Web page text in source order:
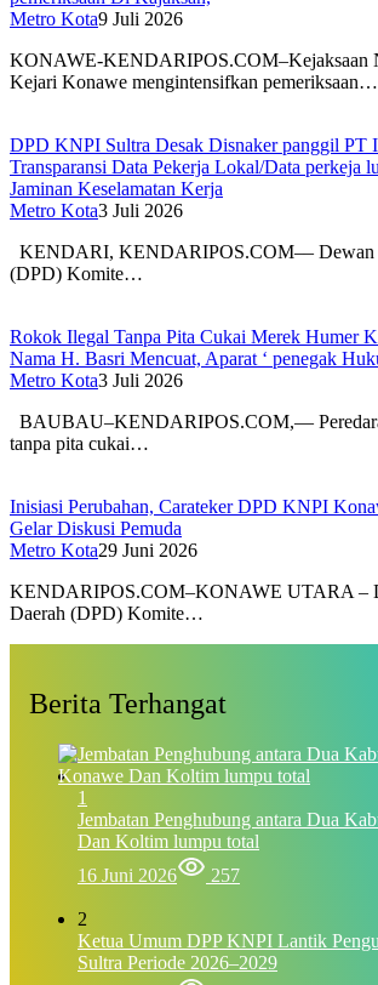
Metro Kota9 Juli 2026
KONAWE-KENDARIPOS.COM–Kejaksaan
Kejari Konawe mengintensifkan pemeriksaan…
DPD KNPI Sultra Desak Disnaker panggil PT
Transparansi Data Pekerja Lokal/Data perkeja
Jaminan Keselamatan Kerja
Metro Kota3 Juli 2026
KENDARI, KENDARIPOS.COM–– Dewan
(DPD) Komite…
Rokok Ilegal Tanpa Pita Cukai Merek Humer
Nama H. Basri Mencuat, Aparat ‘ penegak
Metro Kota3 Juli 2026
BAUBAU–KENDARIPOS.COM,—
tanpa pita cukai…
Inisiasi Perubahan, Carateker DPD KNPI
Gelar Diskusi Pemuda
Metro Kota29 Juni 2026
KENDARIPOS.COM–KONAWE UTARA –
Daerah (DPD) Komite…
Berita Terhangat
1
Jembatan Penghubung antara Dua
Dan Koltim lumpu total
16 Juni 2026
257
2
Ketua Umum DPP KNPI Lantik
Sultra Periode 2026–2029